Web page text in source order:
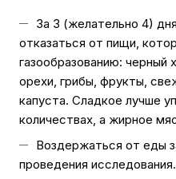
За 3 (желательно 4)
отказаться от пищи,
газообразованию: черный
орехи, грибы, фрукты,
капуста. Сладкое лучше
количествах, а жирное
Воздержаться от еды
проведения исследования.